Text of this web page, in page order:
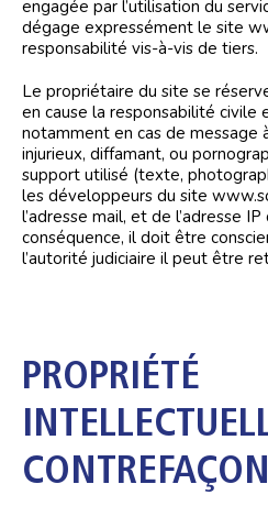
engagée par l’utilisation du
dégage expressément le site
responsabilité vis-à-vis de tiers.
Le propriétaire du site se
en cause la responsabilité civile
notamment en cas de message
injurieux, diffamant, ou
support utilisé (texte,
les développeurs du site
l’adresse mail, et de l’adresse IP
conséquence, il doit être
l’autorité judiciaire il peut être
PROPRIÉTÉ